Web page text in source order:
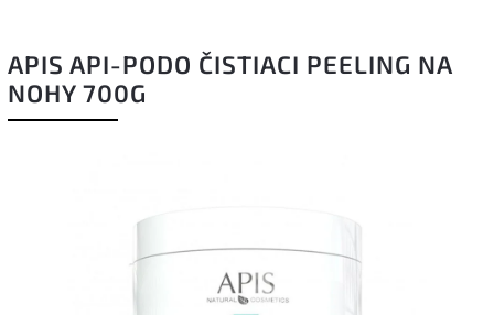
APIS API-PODO ČISTIACI PEELING NA
NOHY 700G